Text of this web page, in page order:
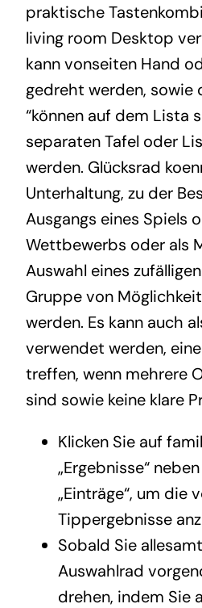
praktische
living room Desktop
kann vonseiten Hand
gedreht werden, sowie
“können auf dem Lista
separaten Tafel oder
werden. Glücksrad
Unterhaltung, zu der
Ausgangs eines Spiels
Wettbewerbs oder als
Auswahl eines
Gruppe von
werden. Es kann auch
verwendet werden,
treffen, wenn mehrere
sind sowie keine klare
Klicken Sie auf
„Ergebnisse“
„Einträge“, um die
Tippergebnisse
Sobald Sie
Auswahlrad
drehen, indem Sie